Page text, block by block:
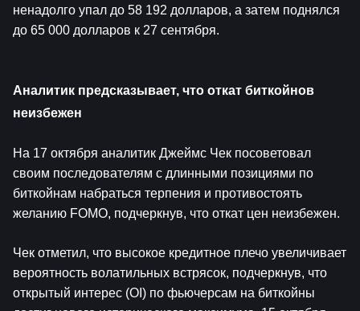
ненадолго упал до 58 192 долларов, а затем поднялся
до 65 000 долларов к 27 сентября.
Аналитик предсказывает, что откат биткойнов
неизбежен
На 17 октября аналитик Джеймс Чек посоветовал
своим последователям с длинными позициями по
биткойнам набраться терпения и противостоять
желанию FOMO, подчеркнув, что откат цен неизбежен.
Чек отметил, что высокое кредитное плечо увеличивает
вероятность волатильных встрясок, подчеркнув, что
открытый интерес (OI) по фьючерсам на биткойны